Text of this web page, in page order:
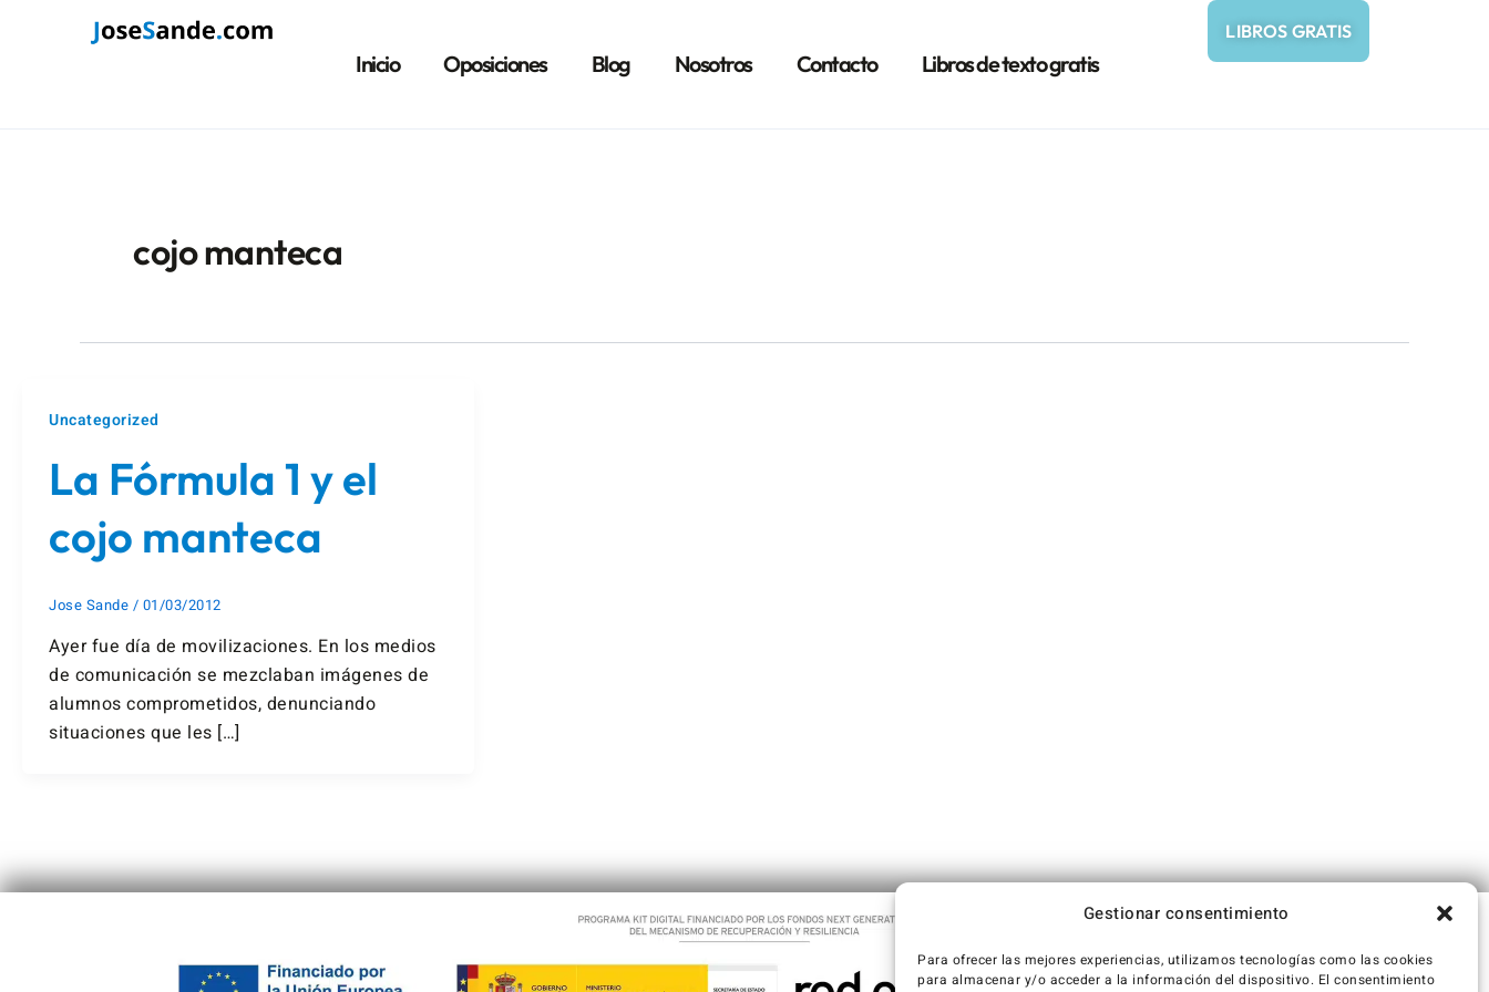
Gestionar consentimiento
Para ofrecer las mejores experiencias, utilizamos tecnologías como las cookies
para almacenar y/o acceder a la información del dispositivo. El consentimiento
Inicio Oposiciones Blog Nosotros Contacto Libros de texto gratis
LIBROS GRATIS
cojo manteca
Uncategorized
La Fórmula 1 y el
cojo manteca
Jose Sande / 01/03/2012
Ayer fue día de movilizaciones. En los medios
de comunicación se mezclaban imágenes de
alumnos comprometidos, denunciando
situaciones que les […]